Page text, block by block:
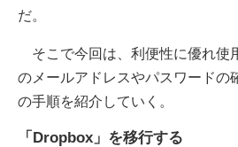
だ。
そこで今回は、利便性に優れ使
のメールアドレスやパスワードの
の手順を紹介していく。
「Dropbox」を移行する